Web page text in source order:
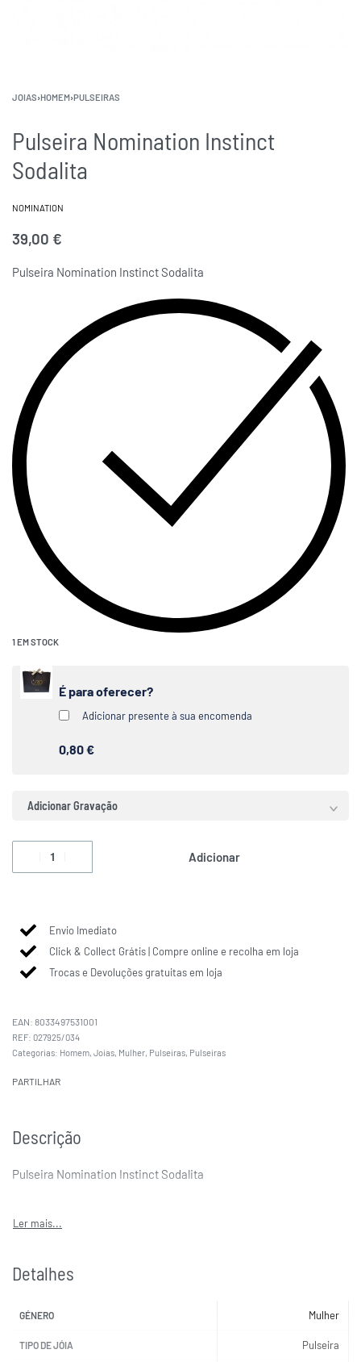
JOIAS›HOMEM›PULSEIRAS
Pulseira Nomination Instinct
Sodalita
NOMINATION
39,00 €
Pulseira Nomination Instinct Sodalita
1 EM STOCK
É para oferecer?
Adicionar presente à sua encomenda
0,80 €
Adicionar Gravação
Adicionar
Envio Imediato
Click & Collect Grátis | Compre online e recolha em loja
Trocas e Devoluções gratuitas em loja
EAN: 8033497531001
027925/034
Categorias: Homem, Joias, Mulher, Pulseiras, Pulseiras
PARTILHAR
Descrição
Pulseira Nomination Instinct Sodalita
Detalhes
GÉNERO Mulher
TIPO DE JÓIA Pulseira